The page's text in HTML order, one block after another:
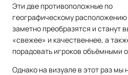
Эти две противоположные по
географическому
заметно преобразятся и станут
«свежее» и качественнее, а
порадовать игроков объёмными
Однако на визуале в этот раз